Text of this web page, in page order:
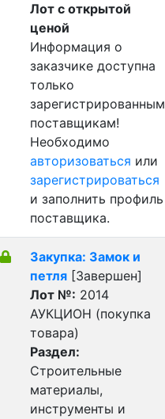
Лот с открытой
ценой
Информация о
заказчике доступна
только
зарегистрированным
поставщикам!
Необходимо
авторизоваться или
зарегистрироваться
и заполнить профиль
поставщика.
Закупка: Замок и
петля [Завершен]
Лот №: 2014
АУКЦИОН (покупка
товара)
Раздел:
Строительные
материалы,
инструменты и